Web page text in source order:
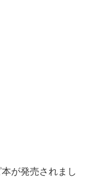
が発売されまし